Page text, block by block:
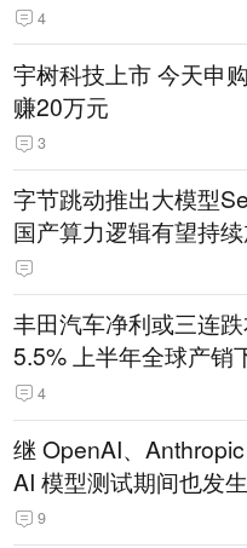
4
宇树科技上市 今天申
赚20万元
3
字节跳动推出大模型
国产算力逻辑有望持
丰田汽车净利或三连
5.5% 上半年全球产销
14.3万辆
4
继 OpenAI、
AI 模型测试期间也发
9